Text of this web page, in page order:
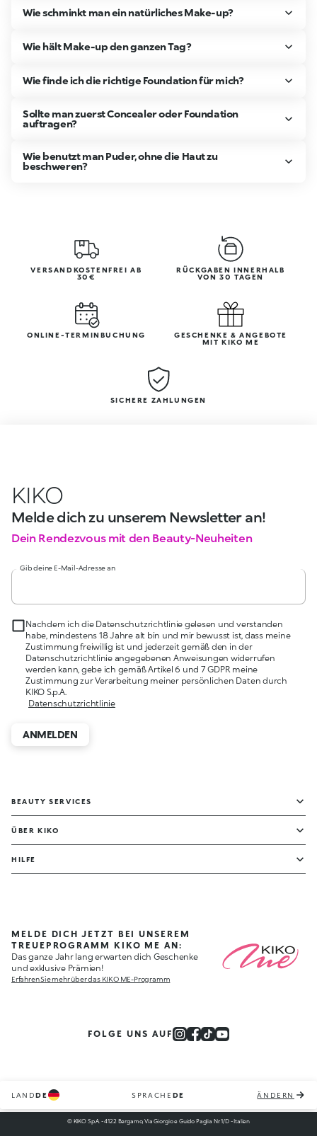
Wie schminkt man ein natürliches Make-up?
Wie hält Make-up den ganzen Tag?
Wie finde ich die richtige Foundation für mich?
Sollte man zuerst Concealer oder Foundation
auftragen?
Wie benutzt man Puder, ohne die Haut zu
beschweren?
VERSANDKOSTENFREI AB
30€
RÜCKGABEN INNERHALB
VON 30 TAGEN
ONLINE-TERMINBUCHUNG
GESCHENKE & ANGEBOTE
MIT KIKO ME
SICHERE ZAHLUNGEN
KIKO
Melde dich zu unserem Newsletter an!
Dein Rendezvous mit den Beauty-Neuheiten
Gib deine E-Mail-Adresse an
Nachdem ich die Datenschutzrichtlinie gelesen und verstanden
habe, mindestens 18 Jahre alt bin und mir bewusst ist, dass meine
Zustimmung freiwillig ist und jederzeit gemäß den in der
Datenschutzrichtlinie angegebenen Anweisungen widerrufen
werden kann, gebe ich gemäß Artikel 6 und 7 GDPR meine
Zustimmung zur Verarbeitung meiner persönlichen Daten durch
KIKO S.p.A.
Datenschutzrichtlinie
ANMELDEN
BEAUTY SERVICES
ÜBER KIKO
HILFE
MELDE DICH JETZT BEI UNSEREM
TREUEPROGRAMM KIKO ME AN:
Das ganze Jahr lang erwarten dich Geschenke
und exklusive Prämien!
Erfahren Sie mehr über das KIKO ME-Programm
FOLGE UNS AUF
LANDDE SPRACHE DE ÄNDERN
© KIKO S.p.A. - 4122 Bergamo, Via Giorgio e Guido Paglia Nr. 1/D - Italien